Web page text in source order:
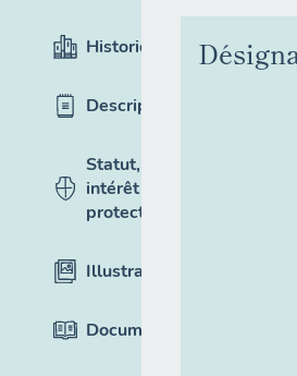
Historique
Description
Statut,
intérêt et
protection
Illustrations
Documentation